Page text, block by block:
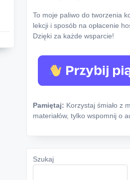
To moje paliwo do tworzenia
lekcji i sposób na opłacenie
Dzięki za każde wsparcie!
Pamiętaj: Korzystaj śmiało z
materiałów, tylko wspomnij o
Szukaj